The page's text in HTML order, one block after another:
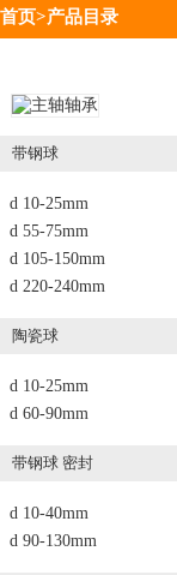
首页>产品目录
带钢球
d 10-25mm
d 55-75mm
d 105-150mm
d 220-240mm
陶瓷球
d 10-25mm
d 60-90mm
带钢球 密封
d 10-40mm
d 90-130mm